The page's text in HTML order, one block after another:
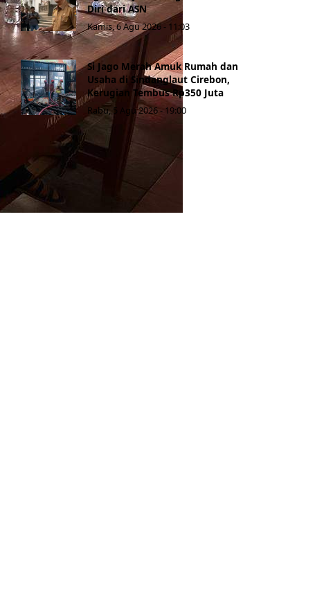
Diri dari ASN
Kamis, 6 Agu 2026 - 11:03
Si Jago Merah Amuk Rumah dan
Usaha di Sindanglaut Cirebon,
Kerugian Tembus Rp350 Juta
Rabu, 5 Agu 2026 - 19:00